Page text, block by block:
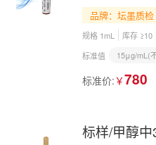
品牌：坛墨质检
规格 1mL 库存 ≥10
标准值
15μg/mL(
标准价: ￥780
标样/甲醇